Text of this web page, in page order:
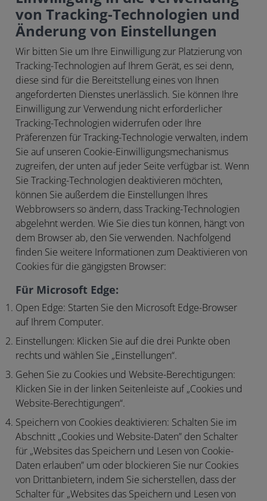
von Tracking-Technologien und
Änderung von Einstellungen
Wir bitten Sie um Ihre Einwilligung zur Platzierung von
Tracking-Technologien auf Ihrem Gerät, es sei denn,
diese sind für die Bereitstellung eines von Ihnen
angeforderten Dienstes unerlässlich. Sie können Ihre
Einwilligung zur Verwendung nicht erforderlicher
Tracking-Technologien widerrufen oder Ihre
Präferenzen für Tracking-Technologie verwalten, indem
Sie auf unseren Cookie-Einwilligungsmechanismus
zugreifen, der unten auf jeder Seite verfügbar ist. Wenn
Sie Tracking-Technologien deaktivieren möchten,
können Sie außerdem die Einstellungen Ihres
Webbrowsers so ändern, dass Tracking-Technologien
abgelehnt werden. Wie Sie dies tun können, hängt von
dem Browser ab, den Sie verwenden. Nachfolgend
finden Sie weitere Informationen zum Deaktivieren von
Cookies für die gängigsten Browser:
Für Microsoft Edge:
Open Edge: Starten Sie den Microsoft Edge-Browser
auf Ihrem Computer.
Einstellungen: Klicken Sie auf die drei Punkte oben
rechts und wählen Sie „Einstellungen“.
Gehen Sie zu Cookies und Website-Berechtigungen:
Klicken Sie in der linken Seitenleiste auf „Cookies und
Website-Berechtigungen“.
Speichern von Cookies deaktivieren: Schalten Sie im
Abschnitt „Cookies und Website-Daten” den Schalter
für „Websites das Speichern und Lesen von Cookie-
Daten erlauben” um oder blockieren Sie nur Cookies
von Drittanbietern, indem Sie sicherstellen, dass der
Schalter für „Websites das Speichern und Lesen von